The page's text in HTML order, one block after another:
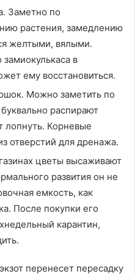
Заметно по
растения, замедлению
желтыми, вялыми.
в
ему восстановиться.
Можно заметить по
распирают
лопнуть. Корневые
отверстий для дренажа.
цветы высаживают
развития он не
емкость, как
После покупки его
карантин,
перенесет пересадку